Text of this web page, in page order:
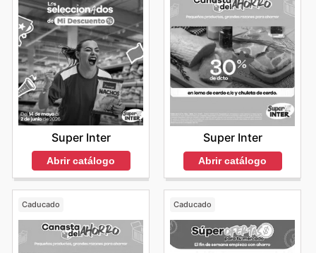
Super Inter
Abrir catálogo
Super Inter
Abrir catálogo
Caducado Caducado